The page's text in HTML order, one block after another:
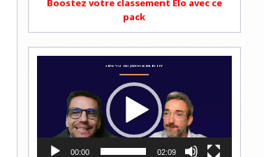
Boostez votre classement Elo avec ce
pack
00:00 02:09